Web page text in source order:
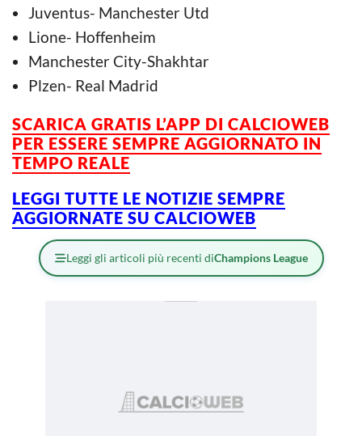
Juventus- Manchester Utd
Lione- Hoffenheim
Manchester City-Shakhtar
Plzen- Real Madrid
SCARICA GRATIS L’APP DI CALCIOWEB
PER ESSERE SEMPRE AGGIORNATO IN
TEMPO REALE
LEGGI TUTTE LE NOTIZIE SEMPRE
AGGIORNATE SU CALCIOWEB
Leggi gli articoli più recenti diChampions League